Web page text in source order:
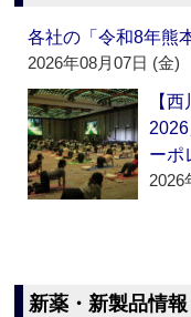
各社の「令和8年熊
2026年08月07日 (金)
【
ーポ
2026
新薬・新製品情報